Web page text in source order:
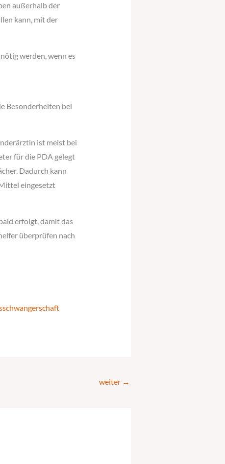
außerhalb der
kann, mit der
werden, wenn es
Besonderheiten bei
ist meist bei
für die PDA gelegt
Dadurch kann
eingesetzt
erfolgt, damit das
überprüfen nach
weiter →